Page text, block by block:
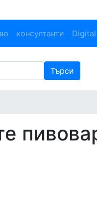
консултанти Digital
Търси